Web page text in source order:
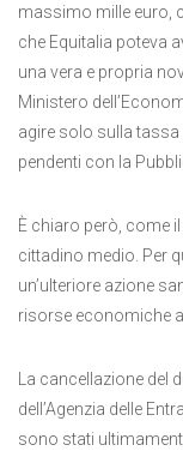
massimo mille euro,
che Equitalia poteva
una vera e propria
Ministero
agire solo sulla
pendenti con la
È chiaro però, come
cittadino medio. Per
un’ulteriore azione
risorse economiche
La cancellazione del
dell’Agenzia delle
sono stati